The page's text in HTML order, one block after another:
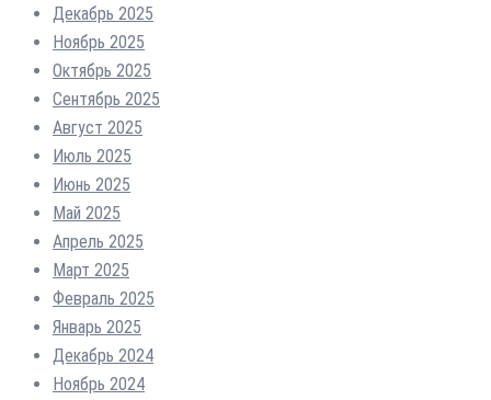
Декабрь 2025
Ноябрь 2025
Октябрь 2025
Сентябрь 2025
Август 2025
Июль 2025
Июнь 2025
Май 2025
Апрель 2025
Март 2025
Февраль 2025
Январь 2025
Декабрь 2024
Ноябрь 2024